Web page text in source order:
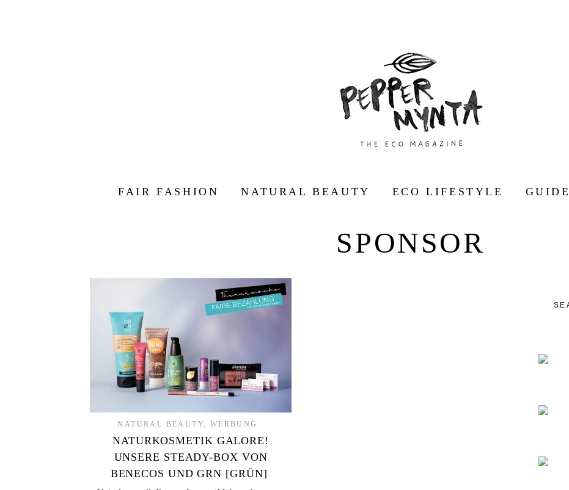
FAIR FASHION NATURAL BEAUTY ECO LIFESTYLE
SPONSOR
NATURAL BEAUTY, WERBUNG
NATURKOSMETIK GALORE!
UNSERE STEADY-BOX VON
BENECOS UND GRN [GRÜN]